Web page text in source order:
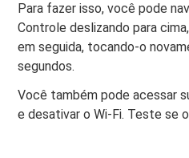
Para fazer isso, você pode
Controle deslizando para
em seguida, tocando-o
segundos.
Você também pode acessar
e desativar o Wi-Fi. Teste se